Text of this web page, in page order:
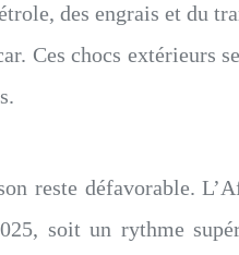
des engrais et du
Ces chocs extérieurs
reste défavorable.
soit un rythme